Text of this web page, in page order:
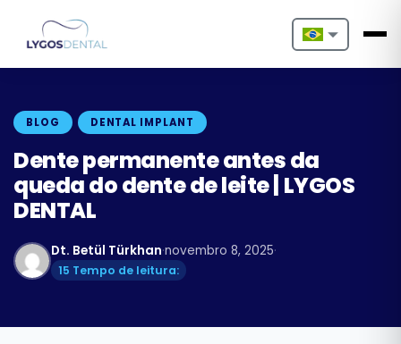
Nederlands
Français
Deutsch
BLOG DENTAL IMPLANT
Dente permanente antes da
queda do dente de leite | LYGOS
DENTAL
Dt. Betül Türkhan·novembro 8, 2025·
15 Tempo de leitura: